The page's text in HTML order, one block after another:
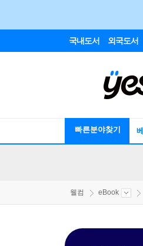
국내도서 외국도서
빠른분야찾기
웰컴 eBook